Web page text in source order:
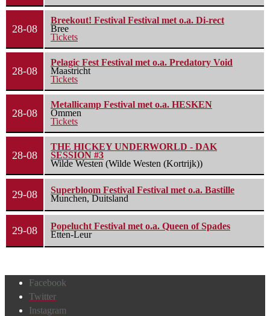
28-08
Breekout! Festival Festival met o.a. Di-rect
Bree
Tickets
28-08
Pelagic Fest Festival met o.a. Predatory Void
Maastricht
Tickets
28-08
Metallicamp Festival met o.a. HESKEN
Ommen
Tickets
28-08
THE HICKEY UNDERWORLD - DAK
SESSION #3
Wilde Westen (Wilde Westen (Kortrijk))
29-08
Superbloom Festival Festival met o.a. Bastille
Munchen, Duitsland
29-08
Popelucht Festival met o.a. Queen of Spades
Etten-Leur
Facebook
Twitter
Instagram